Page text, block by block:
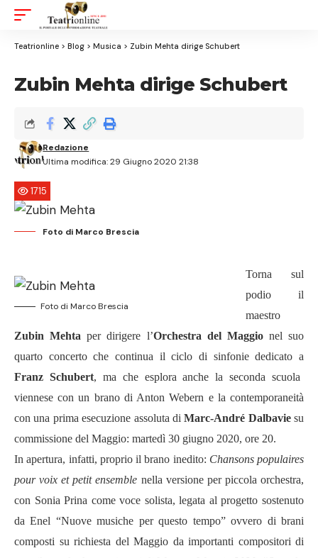
Teatrionline > Blog > Musica > Zubin Mehta dirige Schubert
Zubin Mehta dirige Schubert
Ultima modifica: 29 Giugno 2020 21:38
Redazione
1715
Foto di Marco Brescia
Foto di Marco Brescia
Torna sul
podio il
maestro
Zubin Mehta per dirigere l’Orchestra del Maggionel suo
quarto concerto che continua il ciclo di sinfonie dedicato a
Franz Schubert, ma che esplora anche la seconda scuola
viennese con un brano di Anton Webern e la contemporaneità
con una prima esecuzione assoluta diMarc-André Dalbaviesu
commissione del Maggio: martedì 30 giugno 2020, ore 20.
In apertura, infatti, proprio il brano inedito: Chansons populaires
pour voix et petit ensemble nella versione per piccola orchestra,
con Sonia Prina come voce solista, legata al progetto sostenuto
da Enel “Nuove musiche per questo tempo” ovvero di brani
composti su richiesta del Maggio da importanti compositori di